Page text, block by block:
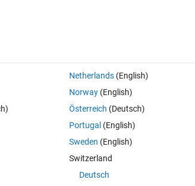
0 voti
像全てから集め1つのセルに格納し、
め1つのセルに格納する。
のですが、
Netherlands(English)
Norway(English)
Österreich (Deutsch)
Portugal (English)
Sweden (English)
Switzerland
Deutsch